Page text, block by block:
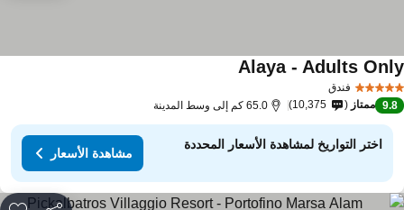
فندق
Alaya - Adults
9.8 ممتاز 10,375 65.0 كم إلى وسط المدينة
اختر التواريخ لمشاهدة الأسعار المحددة
مشاهدة الأسعار